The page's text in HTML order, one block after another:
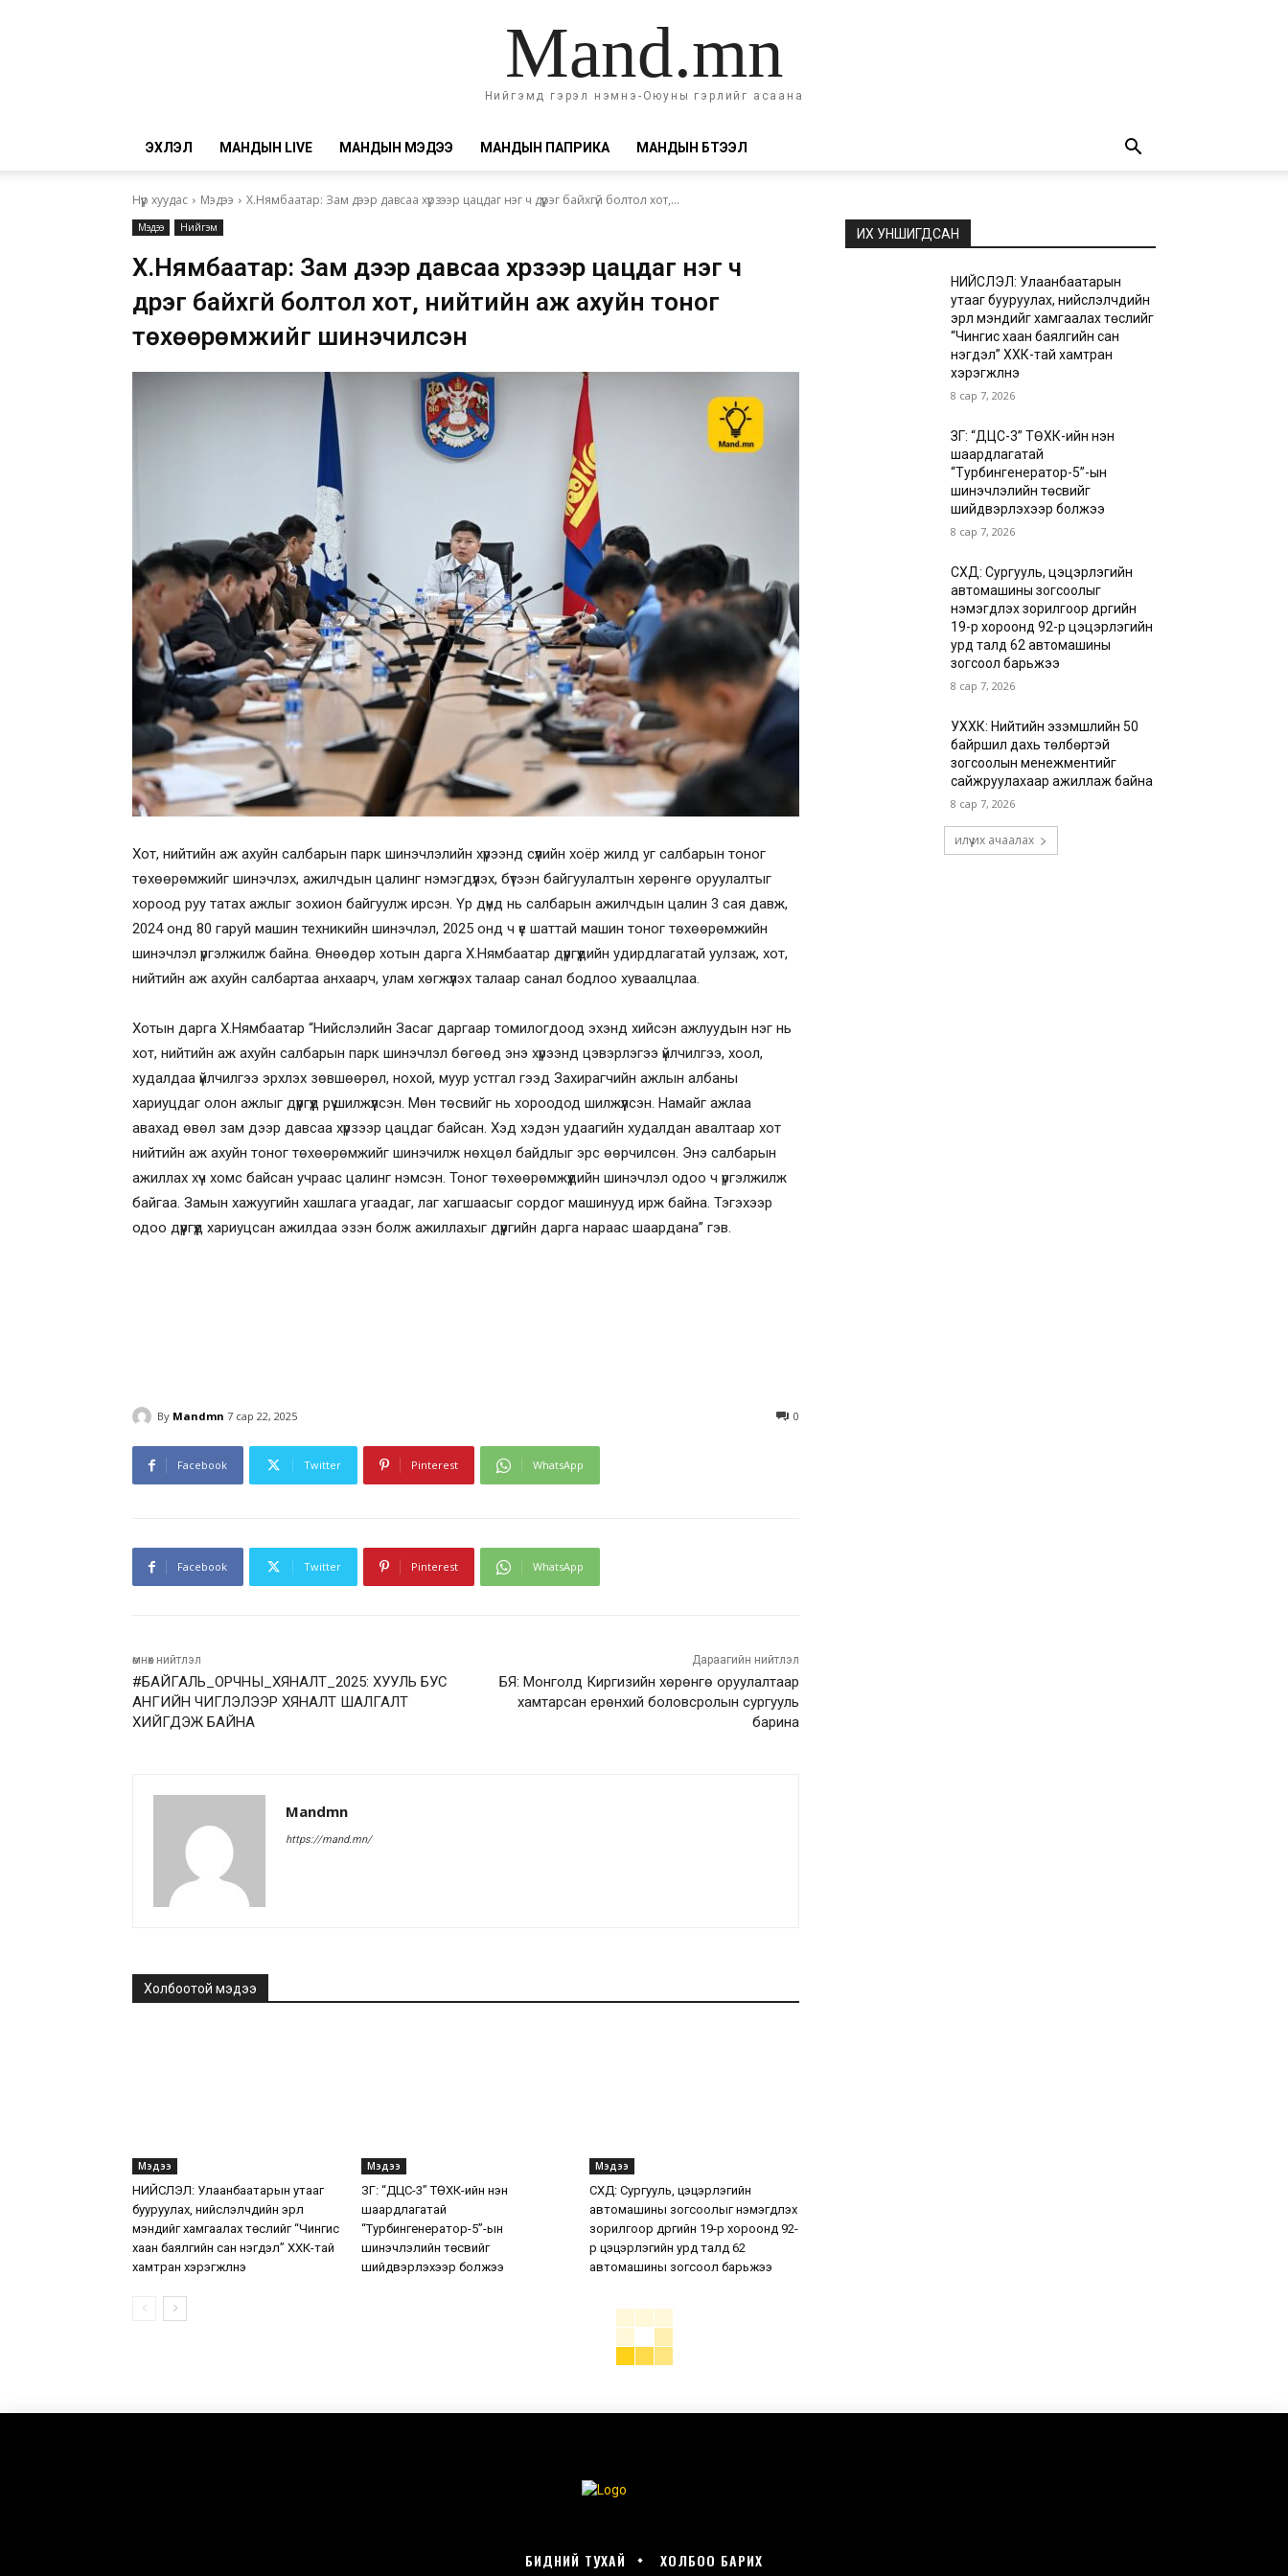
Mand.mn
Нийгэмд гэрэл нэмнэ-Оюуны гэрлийг асаана
ЭХЛЭЛ МАНДЫН LIVE МАНДЫН МЭДЭЭ МАНДЫН ПАПРИКА МАНДЫН БҮТЭЭЛ
Нүүр хуудас Мэдээ Х.Нямбаатар: Зам дээр давсаа хүрзээр цацдаг нэг ч дүүрэг байхгүй болтол хот,...
Мэдээ Нийгэм
Х.Нямбаатар: Зам дээр давсаа хүрзээр цацдаг нэг ч
дүүрэг байхгүй болтол хот, нийтийн аж ахуйн тоног
төхөөрөмжийг шинэчилсэн
Хот, нийтийн аж ахуйн салбарын парк шинэчлэлийн хүрээнд сүүлийн хоёр жилд уг салбарын тоног
төхөөрөмжийг шинэчлэх, ажилчдын цалинг нэмэгдүүлэх, бүтээн байгуулалтын хөрөнгө оруулалтыг
хороод руу татах ажлыг зохион байгуулж ирсэн. Үр дүнд нь салбарын ажилчдын цалин 3 сая давж,
2024 онд 80 гаруй машин техникийн шинэчлэл, 2025 онд ч үе шаттай машин тоног төхөөрөмжийн
шинэчлэл үргэлжилж байна. Өнөөдөр хотын дарга Х.Нямбаатар дүүргүүдийн удирдлагатай уулзаж, хот,
нийтийн аж ахуйн салбартаа анхаарч, улам хөгжүүлэх талаар санал бодлоо хуваалцлаа.
Хотын дарга Х.Нямбаатар “Нийслэлийн Засаг даргаар томилогдоод эхэнд хийсэн ажлуудын нэг нь
хот, нийтийн аж ахуйн салбарын парк шинэчлэл бөгөөд энэ хүрээнд цэвэрлэгээ үйлчилгээ, хоол,
худалдаа үйлчилгээ эрхлэх зөвшөөрөл, нохой, муур устгал гээд Захирагчийн ажлын албаны
хариуцдаг олон ажлыг дүүргүүд рүү шилжүүлсэн. Мөн төсвийг нь хороодод шилжүүлсэн. Намайг ажлаа
авахад өвөл зам дээр давсаа хүрзээр цацдаг байсан. Хэд хэдэн удаагийн худалдан авалтаар хот
нийтийн аж ахуйн тоног төхөөрөмжийг шинэчилж нөхцөл байдлыг эрс өөрчилсөн. Энэ салбарын
ажиллах хүч хомс байсан учраас цалинг нэмсэн. Тоног төхөөрөмжүүдийн шинэчлэл одоо ч үргэлжилж
байгаа. Замын хажуугийн хашлага угаадаг, лаг хагшаасыг сордог машинууд ирж байна. Тэгэхээр
одоо дүүргүүд хариуцсан ажилдаа эзэн болж ажиллахыг дүүргийн дарга нараас шаардана” гэв.
By Mandmn 7 сар 22, 2025 0
Facebook Twitter Pinterest WhatsApp
Facebook Twitter Pinterest WhatsApp
өмнөх нийтлэл
#БАЙГАЛЬ_ОРЧНЫ_ХЯНАЛТ_2025: ХУУЛЬ БУС
АНГИЙН ЧИГЛЭЛЭЭР ХЯНАЛТ ШАЛГАЛТ
ХИЙГДЭЖ БАЙНА
Дараагийн нийтлэл
БЯ: Монголд Киргизийн хөрөнгө оруулалтаар
хамтарсан ерөнхий боловсролын сургууль
барина
Mandmn
https://mand.mn/
Холбоотой мэдээ
Мэдээ
НИЙСЛЭЛ: Улаанбаатарын утааг
бууруулах, нийслэлчүүдийн эрүүл
мэндийг хамгаалах төслийг “Чингис
хаан баялгийн сан нэгдэл” ХХК-тай
хамтран хэрэгжүүлнэ
Мэдээ
ЗГ: “ДЦС-3” ТӨХК-ийн нэн
шаардлагатай
“Турбингенератор-5”-ын
шинэчлэлийн төсвийг
шийдвэрлэхээр болжээ
Мэдээ
СХД: Сургууль, цэцэрлэгийн
автомашины зогсоолыг нэмэгдүүлэх
зорилгоор дүүргийн 19-р хороонд 92-
р цэцэрлэгийн урд талд 62
автомашины зогсоол барьжээ
ИХ УНШИГДСАН
НИЙСЛЭЛ: Улаанбаатарын
утааг бууруулах, нийслэлчүүдийн
эрүүл мэндийг хамгаалах төслийг
“Чингис хаан баялгийн сан
нэгдэл” ХХК-тай хамтран
хэрэгжүүлнэ
8 сар 7, 2026
ЗГ: “ДЦС-3” ТӨХК-ийн нэн
шаардлагатай
“Турбингенератор-5”-ын
шинэчлэлийн төсвийг
шийдвэрлэхээр болжээ
8 сар 7, 2026
СХД: Сургууль, цэцэрлэгийн
автомашины зогсоолыг
нэмэгдүүлэх зорилгоор дүүргийн
19-р хороонд 92-р цэцэрлэгийн
урд талд 62 автомашины
зогсоол барьжээ
8 сар 7, 2026
УХХК: Нийтийн эзэмшлийн 50
байршил дахь төлбөртэй
зогсоолын менежментийг
сайжруулахаар ажиллаж байна
8 сар 7, 2026
илүү их ачаалах
БИДНИЙ ТУХАЙ ХОЛБОО БАРИХ